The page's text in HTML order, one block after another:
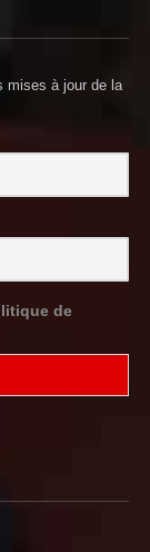
mises à jour de la
de